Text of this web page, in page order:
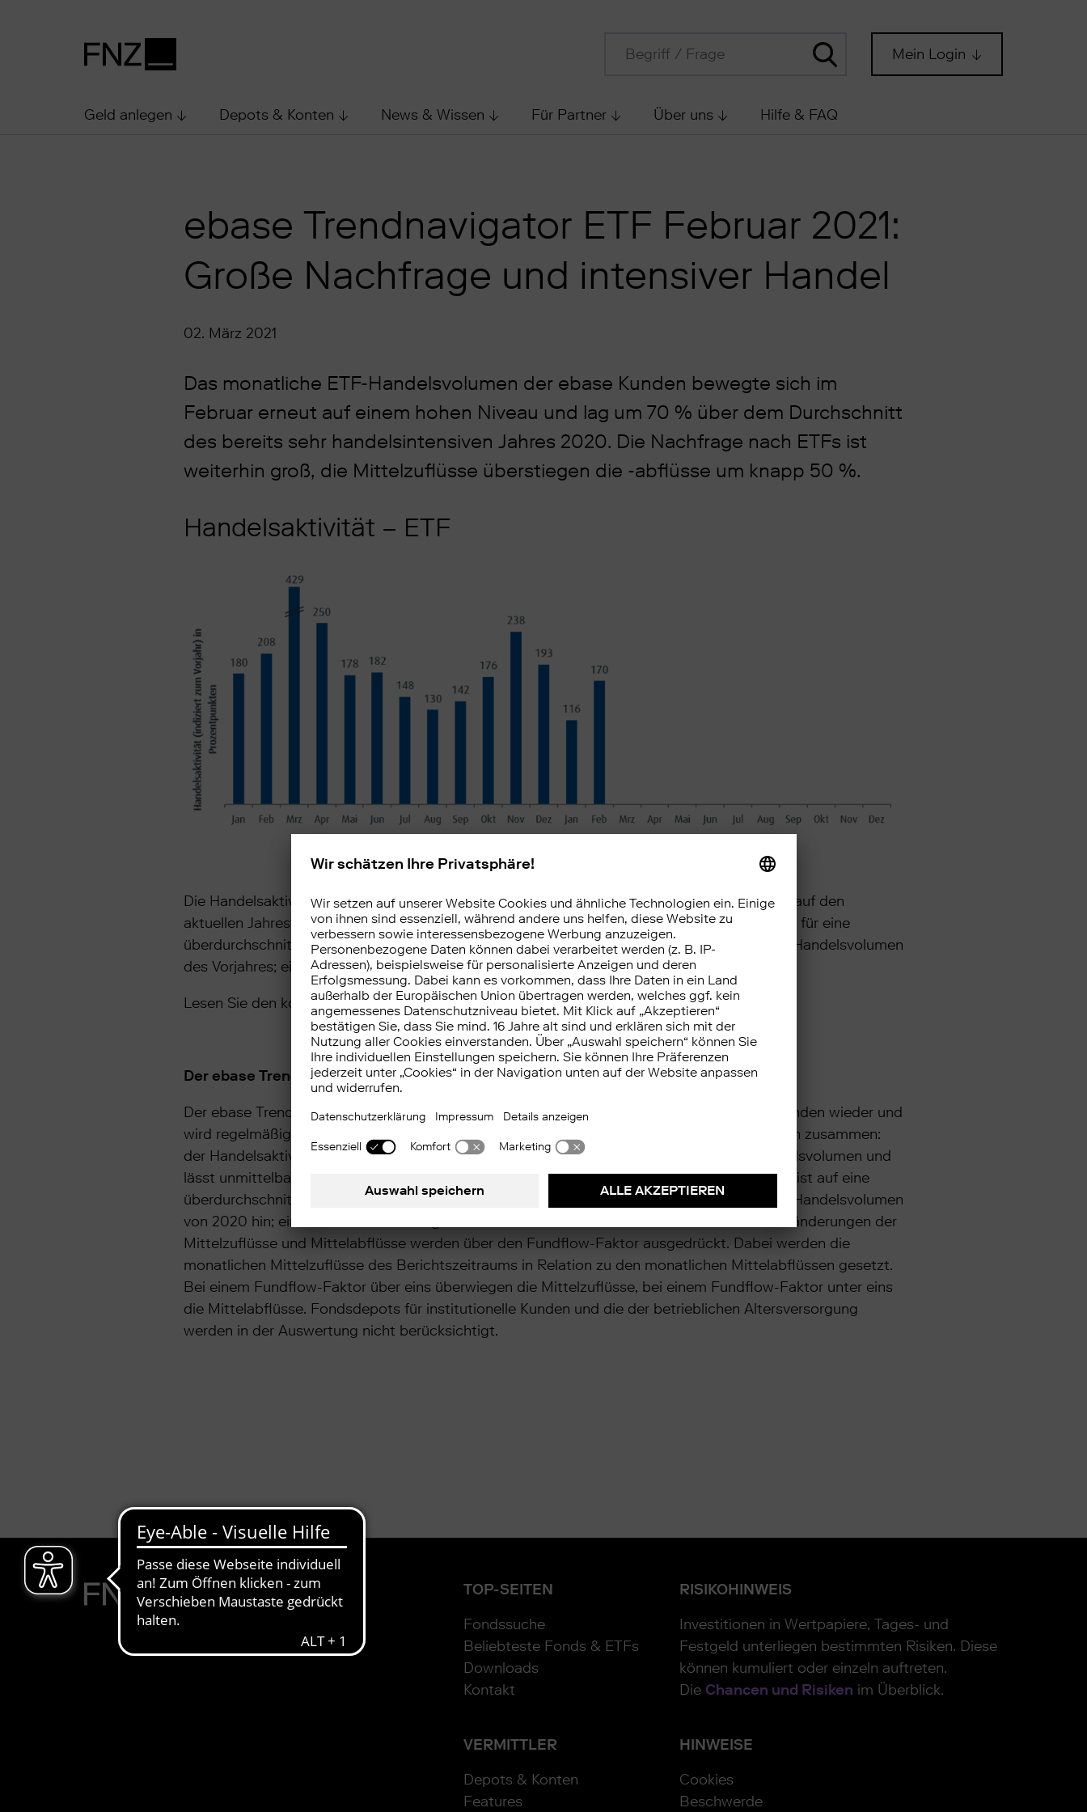
Mein Login
Geld anlegen Depots & Konten News & Wissen Für Partner Über uns Hilfe & FAQ
ebase Trendnavigator ETF Februar 2021:
Große Nachfrage und intensiver Handel
02. März 2021
Das monatliche ETF-Handelsvolumen der ebase Kunden bewegte sich im
Februar erneut auf einem hohen Niveau und lag um 70 % über dem Durchschnitt
des bereits sehr handelsintensiven Jahres 2020. Die Nachfrage nach ETFs ist
weiterhin groß, die Mittelzuflüsse überstiegen die -abflüsse um knapp 50 %.
Handelsaktivität – ETF
Die Handelsaktivität basiert auf dem Handelsvolumen und lässt unmittelbare Rückschlüsse auf den
aktuellen Jahrestrend im Handel mit ETFs bei ebase Kunden zu. Ein Wert von über 100 steht für eine
überdurchschnittliche Handelsaktivität der Kunden im Vergleich zum mittleren monatlichen Handelsvolumen
des Vorjahres; ein Stand unter 100 zeigt eine unterdurchschnittliche Handelsaktivität an.
Lesen Sie den komplettenebase Trendnavigator ETF für Februar
Der ebase Trendnavigator ETF
Der ebase Trendnavigator ETF spiegelt die Handelsaktivität von mehr als 1 Million ebase Kunden wieder und
wird regelmäßig veröffentlicht. Der ebase Trendnavigator ETF setzt sich aus zwei Elementen zusammen:
der Handelsaktivität und dem Fundflow-Faktor. Die Handelsaktivität basiert auf dem Handelsvolumen und
lässt unmittelbare Rückschlüsse auf den aktuellen Jahrestrend zu. Ein Wert von über 100 weist auf eine
überdurchschnittliche Handelsaktivität der Kunden im Vergleich zum mittleren monatlichen Handelsvolumen
von 2020 hin; ein Stand unter 100 zeigt eine unterdurchschnittliche Handelsaktivität an. Veränderungen der
Mittelzuflüsse und Mittelabflüsse werden über den Fundflow-Faktor ausgedrückt. Dabei werden die
monatlichen Mittelzuflüsse des Berichtszeitraums in Relation zu den monatlichen Mittelabflüssen gesetzt.
Bei einem Fundflow-Faktor über eins überwiegen die Mittelzuflüsse, bei einem Fundflow-Faktor unter eins
die Mittelabflüsse. Fondsdepots für institutionelle Kunden und die der betrieblichen Altersversorgung
werden in der Auswertung nicht berücksichtigt.
TOP-SEITEN
Fondssuche
Beliebteste Fonds & ETFs
Downloads
Kontakt
VERMITTLER
Depots & Konten
Features
HINWEISE
Cookies
Beschwerde
RISIKOHINWEIS
Investitionen in Wertpapiere, Tages- und
Festgeld unterliegen bestimmten Risiken. Diese
können kumuliert oder einzeln auftreten.
Die Chancen und Risiken im Überblick.